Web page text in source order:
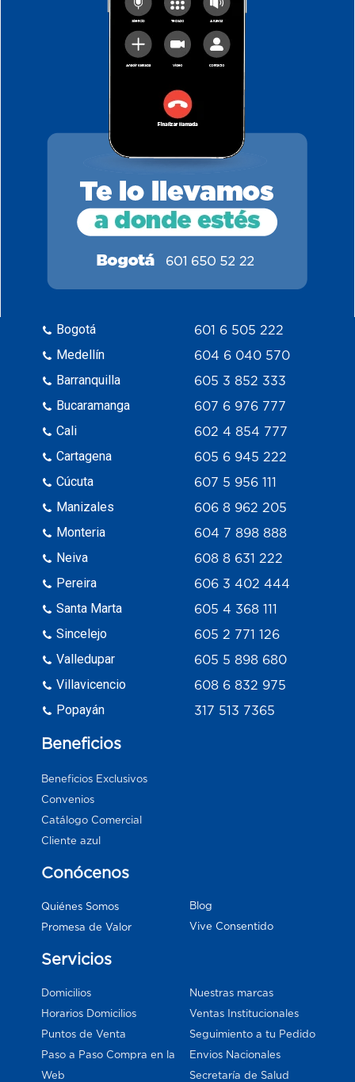
Bogotá
Medellín
Barranquilla
Bucaramanga
Cali
Cartagena
Cúcuta
Manizales
Monteria
Neiva
Pereira
Santa Marta
Sincelejo
Valledupar
Villavicencio
Popayán
601 6 505 222
604 6 040 570
605 3 852 333
607 6 976 777
602 4 854 777
605 6 945 222
607 5 956 111
606 8 962 205
604 7 898 888
608 8 631 222
606 3 402 444
605 4 368 111
605 2 771 126
605 5 898 680
608 6 832 975
317 513 7365
Beneficios
Beneficios Exclusivos
Convenios
Catálogo Comercial
Cliente azul
Conócenos
Quiénes Somos
Promesa de Valor
Blog
Vive Consentido
Servicios
Domicilios
Horarios Domicilios
Puntos de Venta
Paso a Paso Compra en la
Web
Nuestras marcas
Ventas Institucionales
Seguimiento a tu Pedido
Envios Nacionales
Secretaría de Salud